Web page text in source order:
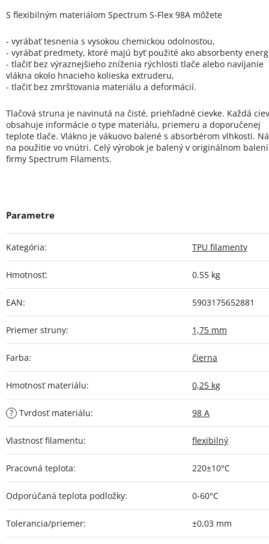
S flexibilným materiálom Spectrum S-Flex 98A môžete
- vyrábať tesnenia s vysokou chemickou odolnosťou,
- vyrábať predmety, ktoré majú byť použité ako absorbenty
- tlačiť bez výraznejšieho zníženia rýchlosti tlače alebo navíjanie
vlákna okolo hnacieho kolieska extruderu,
- tlačiť bez zmršťovania materiálu a deformácií.
Tlačová struna je navinutá na čisté, priehľadné cievke. Každá
obsahuje informácie o type materiálu, priemeru a doporučenej
teplote tlače. Vlákno je vákuovo balené s absorbérom vlhkosti.
na použitie vo vnútri. Celý výrobok je balený v originálnom balení
firmy Spectrum Filaments.
Kategória: TPU filamenty
Hmotnosť: 0.55 kg
EAN: 5903175652881
Priemer struny: 1,75 mm
Farba: čierna
Hmotnosť materiálu: 0,25 kg
? Tvrdosť materiálu: 98 A
Vlastnosť filamentu: flexibilný
Pracovná teplota: 220±10°C
Odporúčaná teplota podložky: 0-60°C
Tolerancia/priemer: ±0,03 mm